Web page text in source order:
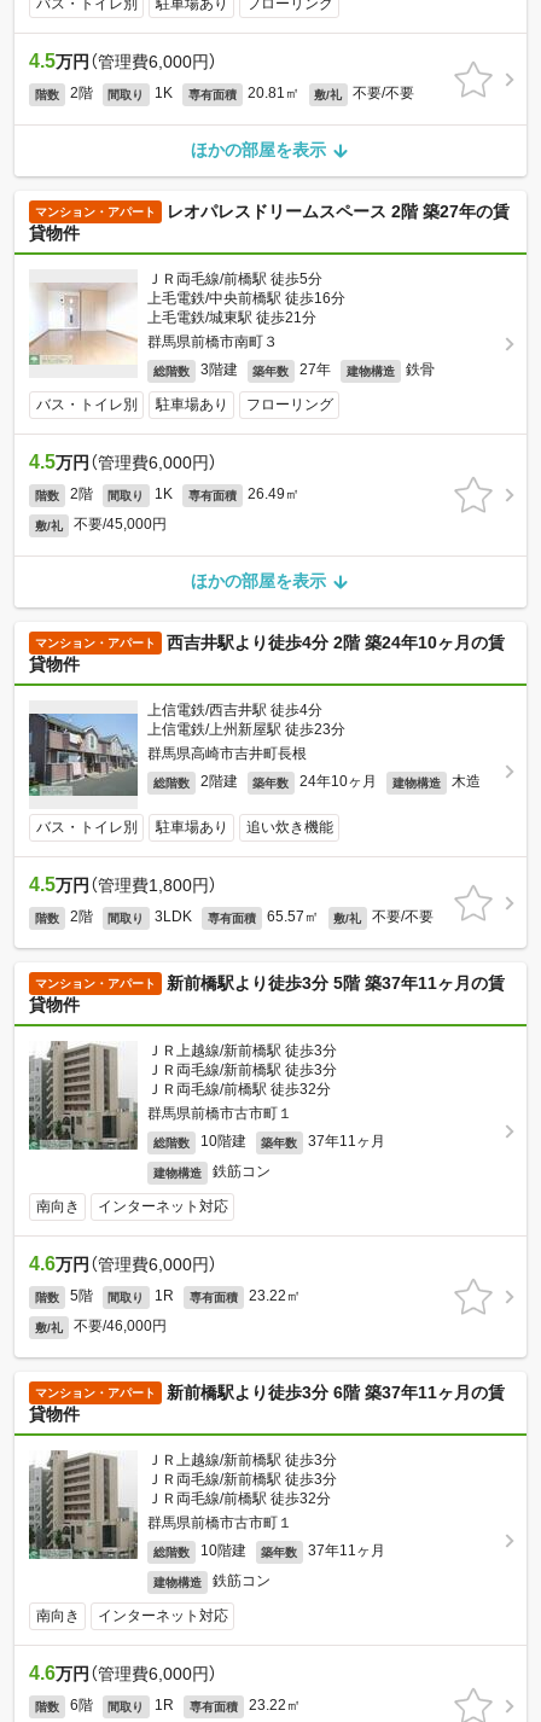
バス・トイレ別 駐車場あり フローリング
4.5万円 （管理費6,000円）
階数 2階 間取り 1K 専有面積 20.81㎡ 敷/礼 不要/不要
ほかの部屋を表示
マンション・アパート
レオパレスドリームスペース 2階 築27年の賃
貸物件
ＪＲ両毛線/前橋駅 徒歩5分
上毛電鉄/中央前橋駅 徒歩16分
上毛電鉄/城東駅 徒歩21分
群馬県前橋市南町３
総階数 3階建 築年数 27年 建物構造 鉄骨
バス・トイレ別 駐車場あり フローリング
4.5万円 （管理費6,000円）
階数 2階 間取り 1K 専有面積 26.49㎡
敷/礼 不要/45,000円
ほかの部屋を表示
マンション・アパート
西吉井駅より徒歩4分 2階 築24年10ヶ月の賃
貸物件
上信電鉄/西吉井駅 徒歩4分
上信電鉄/上州新屋駅 徒歩23分
群馬県高崎市吉井町長根
総階数 2階建 築年数 24年10ヶ月 建物構造 木造
バス・トイレ別 駐車場あり 追い炊き機能
4.5万円 （管理費1,800円）
階数 2階 間取り 3LDK 専有面積 65.57㎡ 敷/礼 不要/不要
マンション・アパート
新前橋駅より徒歩3分 5階 築37年11ヶ月の賃
貸物件
ＪＲ上越線/新前橋駅 徒歩3分
ＪＲ両毛線/新前橋駅 徒歩3分
ＪＲ両毛線/前橋駅 徒歩32分
群馬県前橋市古市町１
総階数 10階建 築年数 37年11ヶ月
建物構造 鉄筋コン
南向き インターネット対応
4.6万円 （管理費6,000円）
階数 5階 間取り 1R 専有面積 23.22㎡
敷/礼 不要/46,000円
マンション・アパート
新前橋駅より徒歩3分 6階 築37年11ヶ月の賃
貸物件
ＪＲ上越線/新前橋駅 徒歩3分
ＪＲ両毛線/新前橋駅 徒歩3分
ＪＲ両毛線/前橋駅 徒歩32分
群馬県前橋市古市町１
総階数 10階建 築年数 37年11ヶ月
建物構造 鉄筋コン
南向き インターネット対応
4.6万円 （管理費6,000円）
階数 6階 間取り 1R 専有面積 23.22㎡